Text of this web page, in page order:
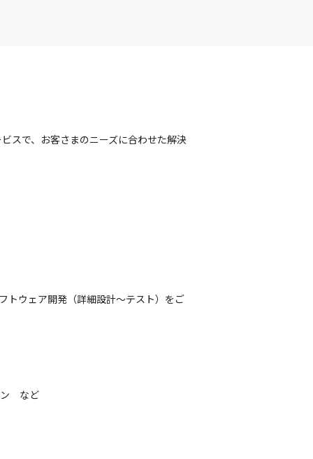
スで、お客さまのニーズに合わせた解決
トウェア開発（詳細設計～テスト）をご
　など